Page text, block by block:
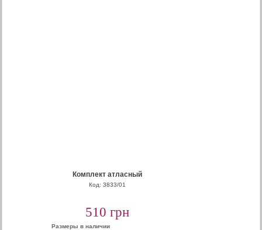
Комплект атласный
Код: 3833/01
510 грн
Размеры в наличии